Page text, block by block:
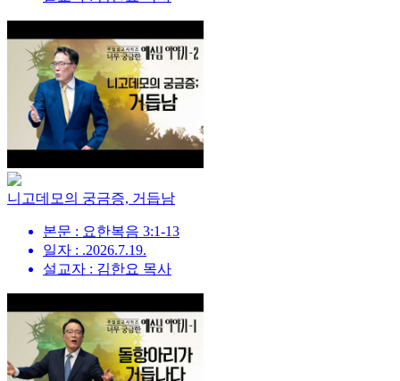
니고데모의 궁금증, 거듭남
본문 : 요한복음 3:1-13
일자 : .2026.7.19.
설교자 : 김한요 목사